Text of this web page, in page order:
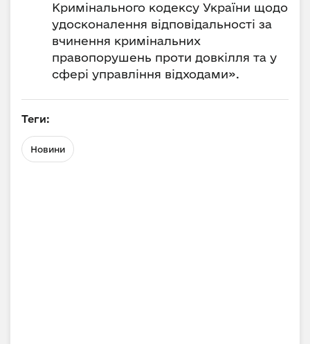
Кримінального кодексу України щодо
удосконалення відповідальності за
вчинення кримінальних
правопорушень проти довкілля та у
сфері управління відходами».
Теги:
Новини